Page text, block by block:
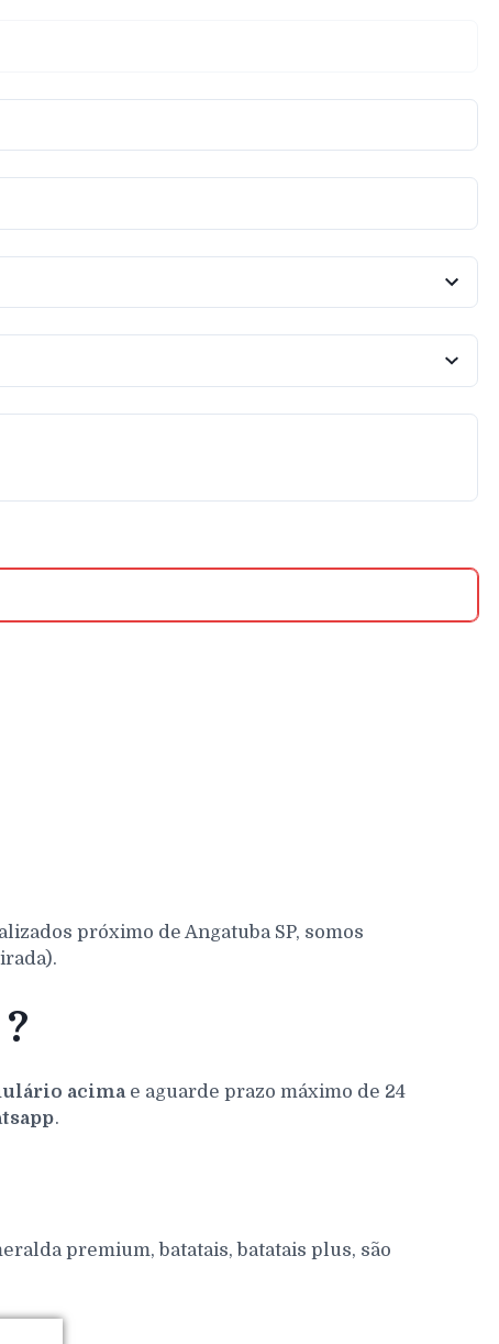
próximo de Angatuba SP, somos
acima e aguarde prazo máximo de 24
.
premium, batatais, batatais plus, são